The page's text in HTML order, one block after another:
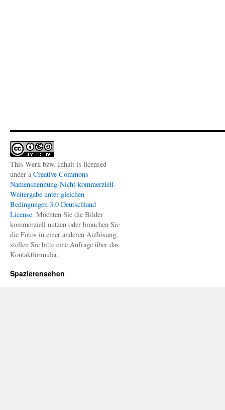
This Werk bzw. Inhalt is licensed
under a Creative Commons
Namensnennung-Nicht-kommerziell-
Weitergabe unter gleichen
Bedingungen 3.0 Deutschland
License. Möchten Sie die Bilder
kommerziell nutzen oder brauchen Sie
die Fotos in einer anderen Auflösung,
stellen Sie bitte eine Anfrage über das
Kontaktformular.
Spazierensehen